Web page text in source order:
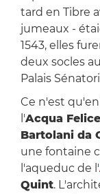
tard en Tibre
jumeaux -
1543, elles
deux socles
Palais
Ce n'est qu'en
l'Acqua Felice
Bartolani da
une fontaine
l'aqueduc de l'
Quint.